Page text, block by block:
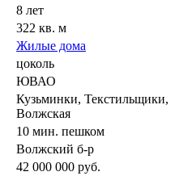
8 лет
322 кв. м
Жилые дома
цоколь
ЮВАО
Кузьминки, Текстильщики,
Волжская
10 мин. пешком
Волжский б-р
42 000 000 руб.